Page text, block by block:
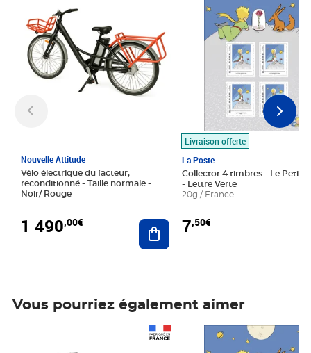
Nouvelle Attitude
Vélo électrique du facteur,
reconditionné - Taille normale -
Noir/ Rouge
1 490,00€ Ajouter au panier
Livraison offerte
La Poste
Collector 4 timbres - Le Petit
- Lettre Verte
20g / France
7,50€
Vous pourriez également aimer
Prix 7,50€